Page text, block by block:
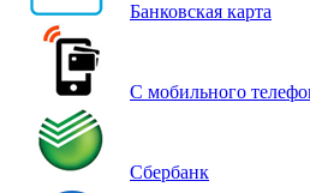
Банковская карта
С мобильного
Сбербанк